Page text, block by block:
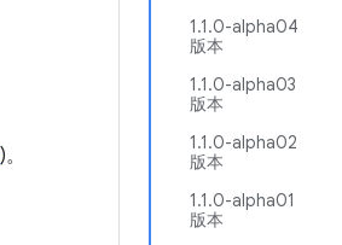
1.1.0-alpha04
版本
1.1.0-alpha03
版本
1.1.0-alpha02
版本
1.1.0-alpha01
版本
)。